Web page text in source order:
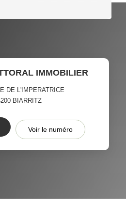
IMMOBILIER
DE L'IMPERATRICE
BIARRITZ
Voir le numéro